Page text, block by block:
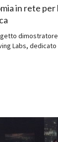
in rete per
Labs,